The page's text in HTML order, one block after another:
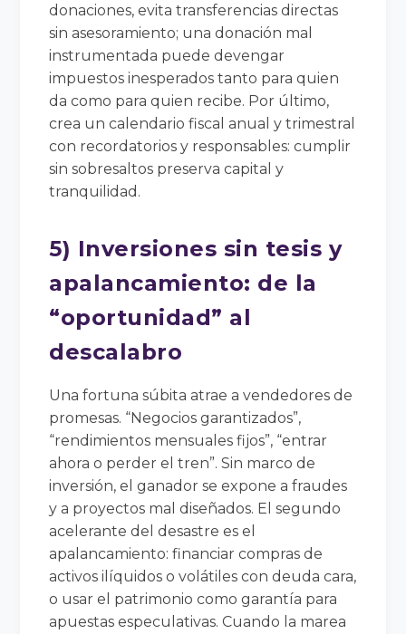
donaciones, evita transferencias directas
sin asesoramiento; una donación mal
instrumentada puede devengar
impuestos inesperados tanto para quien
da como para quien recibe. Por último,
crea un calendario fiscal anual y trimestral
con recordatorios y responsables: cumplir
sin sobresaltos preserva capital y
tranquilidad.
5) Inversiones sin tesis y
apalancamiento: de la
“oportunidad” al
descalabro
Una fortuna súbita atrae a vendedores de
promesas. “Negocios garantizados”,
“rendimientos mensuales fijos”, “entrar
ahora o perder el tren”. Sin marco de
inversión, el ganador se expone a fraudes
y a proyectos mal diseñados. El segundo
acelerante del desastre es el
apalancamiento: financiar compras de
activos ilíquidos o volátiles con deuda cara,
o usar el patrimonio como garantía para
apuestas especulativas. Cuando la marea